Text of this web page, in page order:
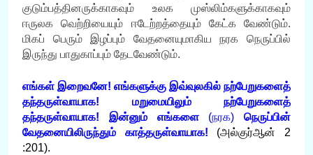
குடும்பத்தினருக்காகவும் உலக முஸ்லிம்களுக்காகவும்
ஈருலக வெற்றியையும் ஈடேற்றத்தையும் கேட்க வேண்டும்.
மிகப் பெரும் இழப்பும் வேதனையுமாகிய நரக நெருப்பில்
இருந்து பாதுகாப்பும் தேடவேண்டும்.
எங்கள் இறைவனே! எங்களுக்கு இவ்வுலகில் நற்பேறுகளைத்
தந்தருள்வாயாக! மறுமையிலும் நற்பேறுகளைத்
தந்தருள்வாயாக! இன்னும் எங்களை (நரக) நெருப்பின்
வேதனையிலிருந்தும் காத்தருள்வாயாக! (அல்குர்ஆன் 2
:201).